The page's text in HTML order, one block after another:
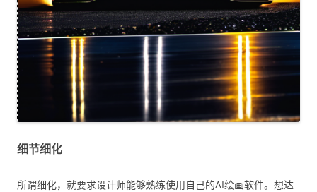
细节细化
所谓细化，就要求设计师能够熟练使用自己的AI绘画软件。想达